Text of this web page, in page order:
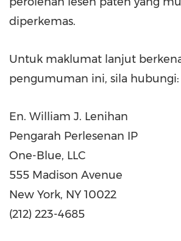
diperkemas.
Untuk maklumat lanjut
pengumuman ini, sila hubungi:
En. William J. Lenihan
Pengarah Perlesenan IP
One-Blue, LLC
555 Madison Avenue
New York, NY 10022
(212) 223-4685